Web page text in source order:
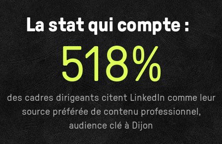
La stat qui compte :
518%
des cadres dirigeants citent LinkedIn comme leur
source préférée de contenu professionnel,
audience clé à Dijon